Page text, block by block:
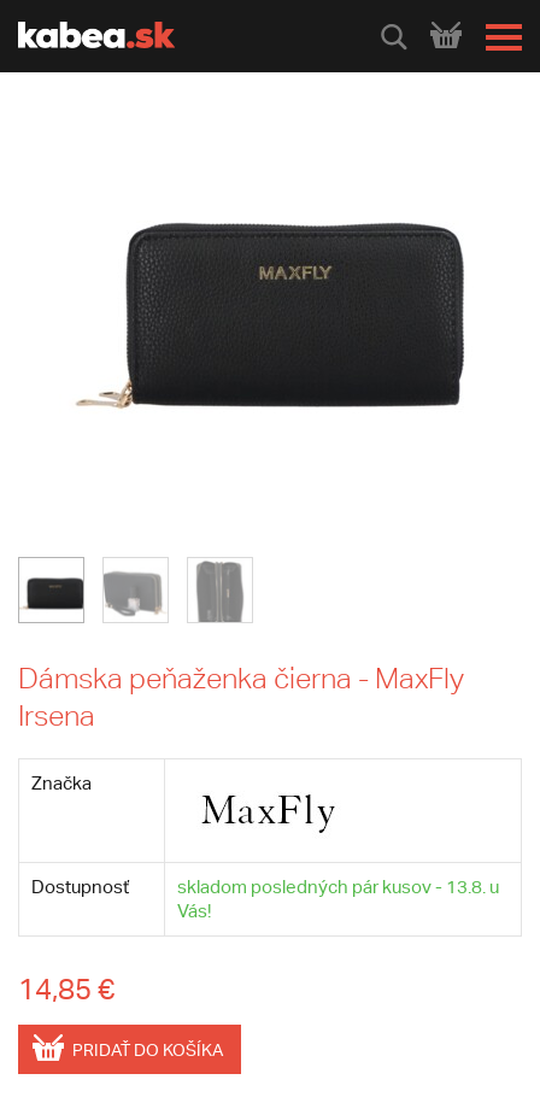
HLEDEJ
Dámska peňaženka čierna - MaxFly
Irsena
Značka
Dostupnosť
skladom posledných pár kusov - 13.8. u
Vás!
14,85 €
PRIDAŤ DO KOŠÍKA